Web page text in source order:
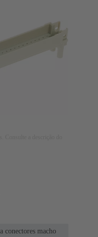
conectores macho